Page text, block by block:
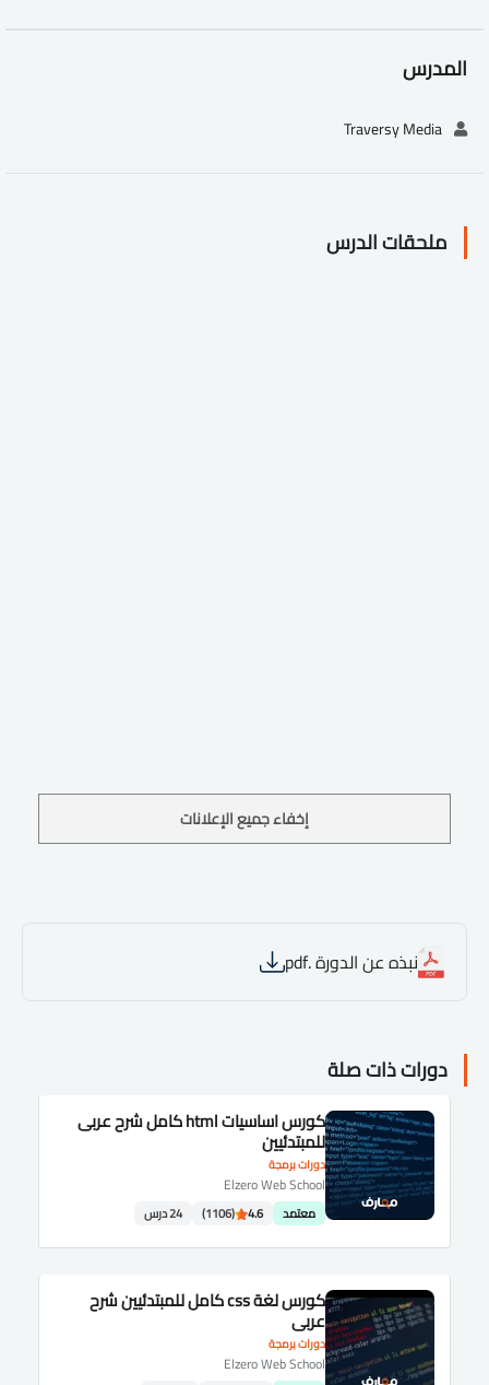
المدرس
ملحقات الدرس
إخفاء جميع الإعلانات
نبذه عن الدورة .pdf
دورات ذات صلة
دورات برمجة
كورس اساسيات html كامل شرح عربى
للمبتدئيين
Elzero Web School
معتمد 4.6
(1106) 24 درس
دورات برمجة
كورس لغة css كامل للمبتدئيين شرح
عربى
Elzero Web School